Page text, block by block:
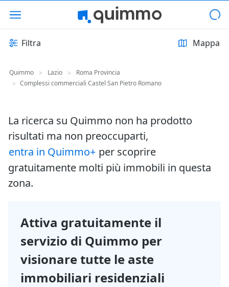
Filtra Mappa
Quimmo > Lazio >
Roma Provincia
> Complessi commerciali Castel San Pietro Romano
La ricerca su Quimmo non ha prodotto
risultati ma non preoccuparti,
entra in Quimmo+ per scoprire
gratuitamente molti più immobili in questa
zona.
Attiva gratuitamente il
servizio di Quimmo per
visionare tutte le aste
immobiliari residenziali